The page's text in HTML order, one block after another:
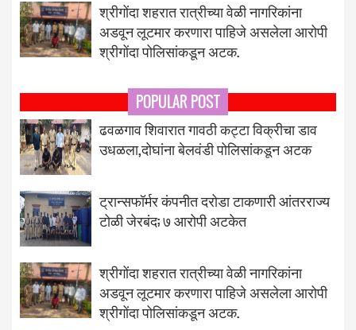
श्रीगोंदा शहरात रात्रीच्या वेळी नागरिकांना
अडवून लूटमार करणारा पाहिजे असलेला आरोपी
श्रीगोंदा पोलिसांकडून अटक.
POPULAR POST
ढवळगाव शिवारात गावठी कट्टा विक्रीचा डाव
उधळला,दोघांना बेलवंडी पोलिसांकडून अटक
ट्रान्सफॉर्मर कंपनीत दरोडा टाकणारी आंतरराज्य
टोळी जेरबंद; ७ आरोपी अटकेत
श्रीगोंदा शहरात रात्रीच्या वेळी नागरिकांना
अडवून लूटमार करणारा पाहिजे असलेला आरोपी
श्रीगोंदा पोलिसांकडून अटक.